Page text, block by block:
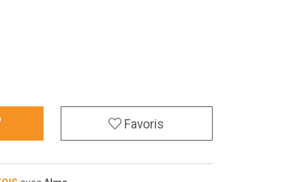
Favoris